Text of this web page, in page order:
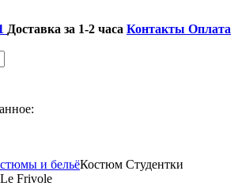
Доставка за 1-2 часа Контакты Оплата
и бельёКостюм Студентки
Frivole